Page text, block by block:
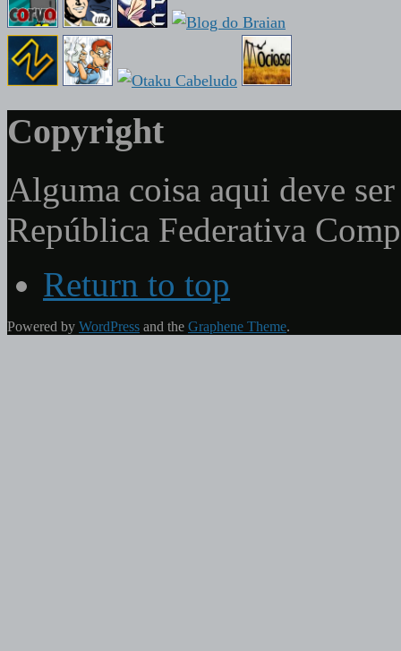
Copyright
Alguma coisa aqui deve
República Federativa
Return to top
Powered by WordPress and the Graphene Theme.